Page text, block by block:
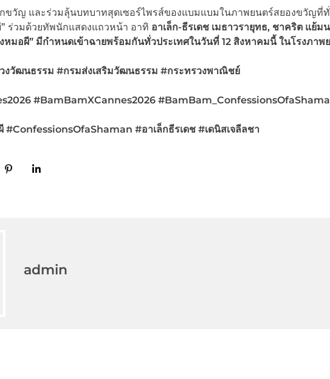
ขวัญ และร่วมลุ้นบทบาทสุดเซอร์ไพรส์ของแบมแบมในภาพยนตร์สยองขวัญที่
ร่วมด้วยทัพนักแสดงแถวหน้า อาทิ อาเล็ก-ธีรเดช เมธาวรายุทธ, ชาคริต แย้ม
หมอผี” มีกำหนดเข้าฉายพร้อมกันทั่วประเทศในวันที่ 12 สิงหาคมนี้ ในโรงภาพ
งวัฒนธรรม #กรมส่งเสริมวัฒนธรรม #กระทรวงพาณิชย์
#BamBamXCannes2026
#ConfessionsOfaShaman #อาเล็กธีรเดช #เดนิสเจลีลชา
admin